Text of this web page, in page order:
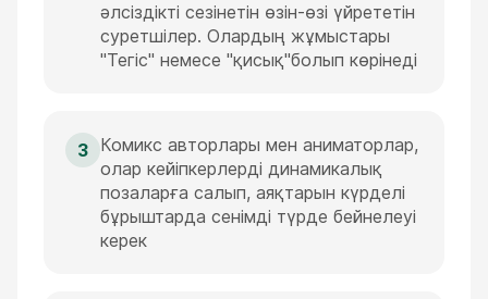
әлсіздікті сезінетін өзін-өзі үйрететін
суретшілер. Олардың жұмыстары
"Тегіс" немесе "қисық"болып көрінеді
3 Комикс авторлары мен аниматорлар,
олар кейіпкерлерді динамикалық
позаларға салып, аяқтарын күрделі
бұрыштарда сенімді түрде бейнелеуі
керек